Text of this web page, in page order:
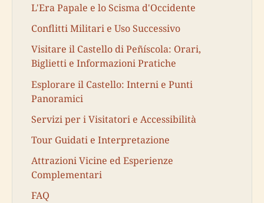
L'Era Papale e lo Scisma d'Occidente
Conflitti Militari e Uso Successivo
Visitare il Castello di Peñíscola: Orari,
Biglietti e Informazioni Pratiche
Esplorare il Castello: Interni e Punti
Panoramici
Servizi per i Visitatori e Accessibilità
Tour Guidati e Interpretazione
Attrazioni Vicine ed Esperienze
Complementari
FAQ